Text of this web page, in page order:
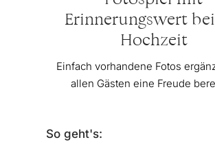
Erinnerungswert
Hochzeit
Einfach vorhandene Fotos
allen Gästen eine Freude
So geht's: